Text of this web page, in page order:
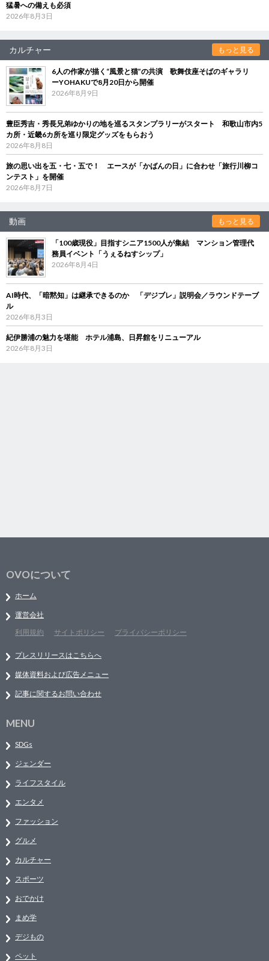
猛暑への備えも必須
2026年8月3日
カルチャー もっと見る
6人の作家が描く“風景と猫”の共演 歌舞伎座そばのギャラリ
ーYOHAKUで8月20日から開催
2026年8月9日
豊臣秀吉・秀長兄弟ゆかりの地を巡るスタンプラリーがスタート 和歌山市内5
カ所・近畿6カ所を巡り限定グッズをもらおう
2026年8月8日
旅の思い出を五・七・五で！ エースが「かばんの日」に合わせ「旅行川柳コ
ンテスト」を開催
2026年8月7日
動画 もっと見る
「100歳現役」目指すシニア1500人が集結 マンション管理代
務員イベント「うぇるねすシップ」
2026年8月4日
AI時代、「暗黙知」は継承できるのか 「デジブレ」説明会／ラウンドテーブ
ル
2026年8月3日
紀伊勝浦の魅力を堪能 ホテル浦島、日昇館をリニューアル
2026年8月3日
OVOについて
ホーム
運営会社
利用規約
サイトポリシー プライバシーポリシー
プレスリリースはこちらへ
媒体資料および広告メニュー
記事に関するお問い合わせ
MENU
SDGs
ジェンダー
ライフスタイル
エンタメ
ファッション
グルメ
カルチャー
スポーツ
おでかけ
まめ学
デジもの
ペット